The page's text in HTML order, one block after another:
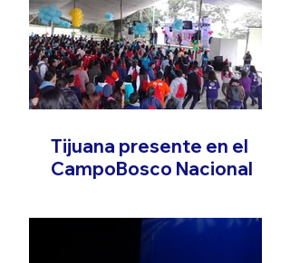
Tijuana presente en el
CampoBosco Nacional